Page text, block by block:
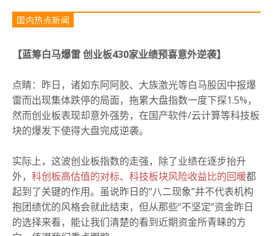
国内热点新闻
【蓝筹白马爆雷 创业板430家业绩预喜意外逆袭】
点睛： 昨日，诸如东阿阿胶、大族激光等白马股因中报爆
雷而出现集体跌停的局面，拖累大盘指数一度下探1.5%，
然而创业板表现却意外强势，在国产软件/云计算等科技板
块的爆发下使得大盘完成逆袭。
实际上，这波创业板指数的走强，除了业绩在逐步抬升
外， 科创板高估值的对标、科技板块风险收益比的回暖都
起到了关键的作用。虽说昨日的“八二现象”并不代表机构
抱团绩优的风格会就此结束，但从那些“不坚定”资金昨日
的选择来看，能让我们清楚的看到近期资金所青睐的方